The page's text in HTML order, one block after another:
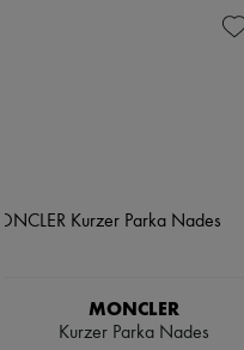
MONCLER
Kurzer Parka Nades